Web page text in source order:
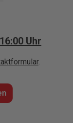
Uhr
.